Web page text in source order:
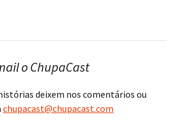
o ChupaCast
deixem nos comentários ou
chupacast@chupacast.com